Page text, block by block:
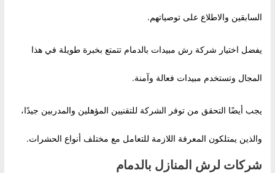
السابقين والاطلاع على توصياتهم.
يفضل اختيار شركة رش مبيدات بالدمام تتمتع بخبرة طويلة في هذا
المجال وتستخدم مبيدات فعالة وآمنة.
يجب أيضًا التحقق من توفر الشركة للتقنيين المؤهلين والمدربين جيدًا،
والذين يمتلكون المعرفة اللازمة للتعامل مع مختلف أنواع الحشرات.
شركات لرش المنازل بالدمام